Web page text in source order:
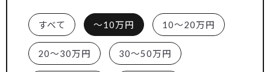
すべて ～10万円 10～20万円
20～30万円 30～50万円